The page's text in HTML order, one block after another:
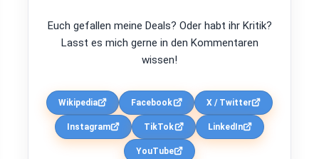
Euch gefallen meine Deals? Oder habt ihr Kritik?
Lasst es mich gerne in den Kommentaren
wissen!
Wikipedia Facebook X / Twitter
Instagram TikTok LinkedIn
YouTube